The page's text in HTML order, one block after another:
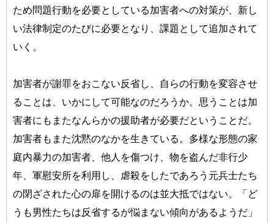
ため問題行動を必要としている加害者への対策が、新し
い法律制定のたびに必要となり、課題として追加されて
いく。
加害者が謝罪をおこない反省し、自らの行動を変容させ
ることは、いかにして可能なのだろうか。思うことは加
害者にもまたなんらかの援助者が必要だということだ。
加害者もまた沈黙のなかを生きている。多様な形態の家
庭内暴力の加害者、他人を傷つけ、物を盗んだ非行少
年、軍慰安所を利用し、虐殺をしたであろう元兵士たち
の閉ざされた心の扉を開けるのは並大抵ではない。「ど
うも男性たちは反省するが悩まない傾向があるようだ」